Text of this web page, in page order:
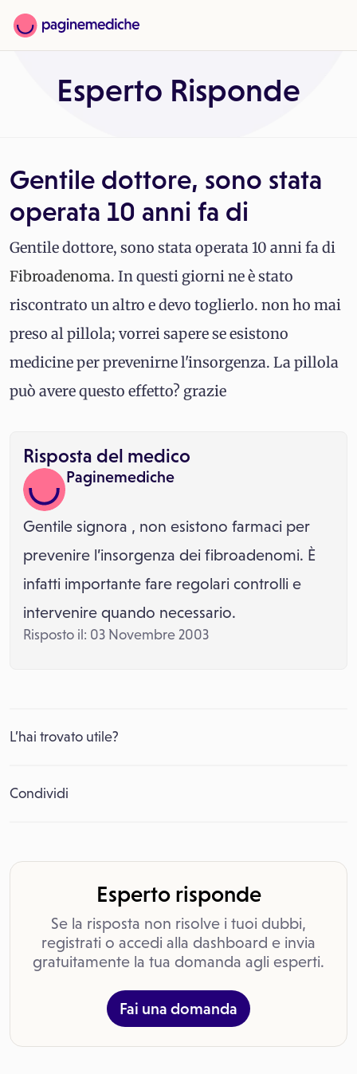
Esperto Risponde
Gentile dottore, sono stata
operata 10 anni fa di
Gentile dottore, sono stata operata 10 anni fa di
Fibroadenoma. In questi giorni ne è stato
riscontrato un altro e devo toglierlo. non ho mai
preso al pillola; vorrei sapere se esistono
medicine per prevenirne l'insorgenza. La pillola
può avere questo effetto? grazie
Risposta del medico
Paginemediche
Gentile signora , non esistono farmaci per
prevenire l’insorgenza dei fibroadenomi. È
infatti importante fare regolari controlli e
intervenire quando necessario.
Risposto il: 03 Novembre 2003
L’hai trovato utile?
Condividi
Esperto risponde
Se la risposta non risolve i tuoi dubbi,
registrati o accedi alla dashboard e invia
gratuitamente la tua domanda agli esperti.
Fai una domanda